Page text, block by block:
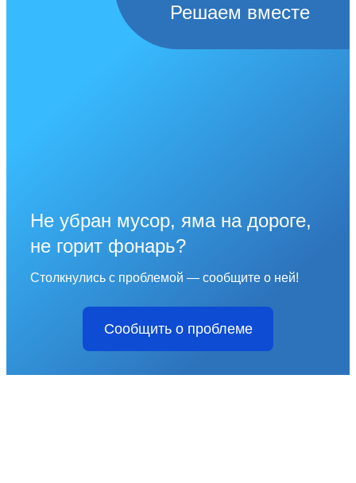
Решаем вместе
Не убран мусор, яма на дороге,
не горит фонарь?
Столкнулись с проблемой — сообщите о ней!
Сообщить о проблеме